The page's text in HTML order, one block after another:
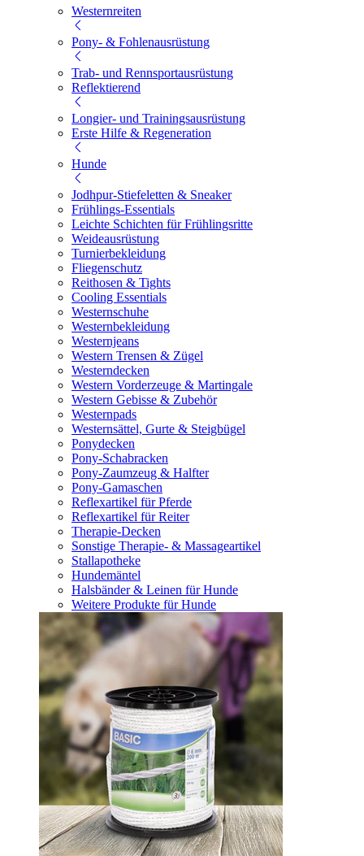
Westernreiten
Pony- & Fohlenausrüstung
Trab- und Rennsportausrüstung
Reflektierend
Longier- und Trainingsausrüstung
Erste Hilfe & Regeneration
Hunde
Jodhpur-Stiefeletten & Sneaker
Frühlings-Essentials
Leichte Schichten für Frühlingsritte
Weideausrüstung
Turnierbekleidung
Fliegenschutz
Reithosen & Tights
Cooling Essentials
Westernschuhe
Westernbekleidung
Westernjeans
Western Trensen & Zügel
Westerndecken
Western Vorderzeuge & Martingale
Western Gebisse & Zubehör
Westernpads
Westernsättel, Gurte & Steigbügel
Ponydecken
Pony-Schabracken
Pony-Zaumzeug & Halfter
Pony-Gamaschen
Reflexartikel für Pferde
Reflexartikel für Reiter
Therapie-Decken
Sonstige Therapie- & Massageartikel
Stallapotheke
Hundemäntel
Halsbänder & Leinen für Hunde
Weitere Produkte für Hunde